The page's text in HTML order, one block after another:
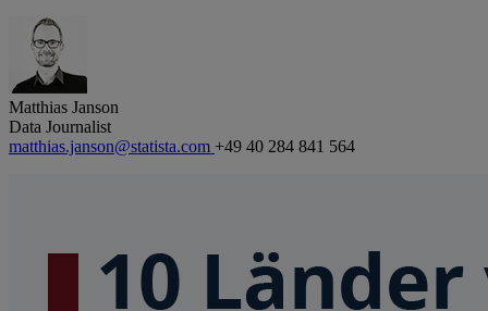
Matthias Janson
Data Journalist
matthias.janson@statista.com +49 40 284 841 564